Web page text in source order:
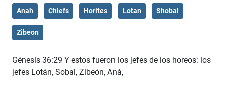
Anah Chiefs Horites Lotan Shobal
Zibeon
Génesis 36:29 Y estos fueron los jefes de los horeos: los
jefes Lotán, Sobal, Zibeón, Aná,